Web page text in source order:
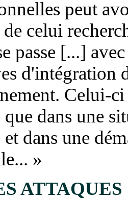
peut
celui
passe [...]
d'intégration
Celui-ci
que dans une
dans une
»
ATTAQUES